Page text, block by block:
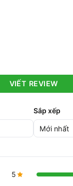
VIẾT REVIEW
Sắp xếp
5